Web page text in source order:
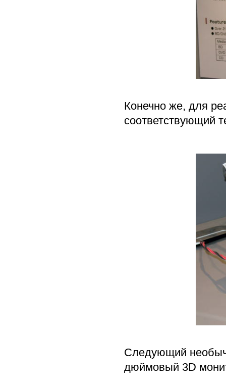
Конечно же, для
соответствующий
Следующий
дюймовый 3D